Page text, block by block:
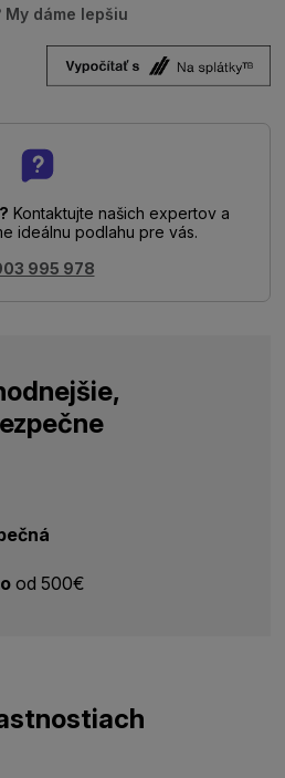
dáme lepšiu
Kontaktujte našich expertov a
ideálnu podlahu pre vás.
995 978
od 500€